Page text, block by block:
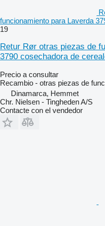
funcionamiento para Laverda
19
Retur Rør otras piezas de
3790 cosechadora de
Precio a consultar
Recambio - otras piezas de
Dinamarca, Hemmet
Chr. Nielsen - Tingheden A/S
Contacte con el vendedor